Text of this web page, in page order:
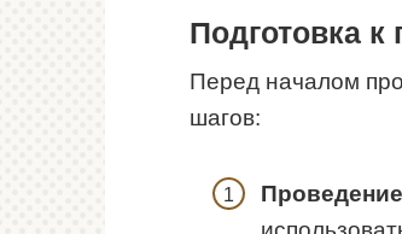
Подготовка к
Перед началом
шагов: